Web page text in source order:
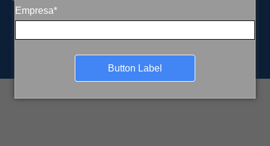
Empresa*
Button Label